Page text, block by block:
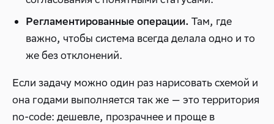
Регламентированные операции. Там, где
важно, чтобы система всегда делала одно и то
же без отклонений.
Если задачу можно один раз нарисовать схемой и
она годами выполняется так же — это территория
no-code: дешевле, прозрачнее и проще в